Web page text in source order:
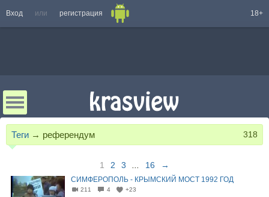
Вход или регистрация 18+
Теги → референдум 318
1 2 3 16 →
СИМФЕРОПОЛЬ - КРЫМСКИЙ МОСТ 1992 ГОД
211 4 +23